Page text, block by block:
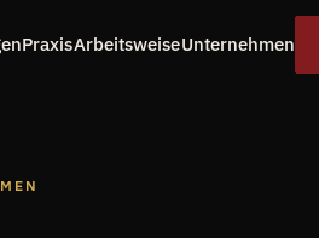
PraxisArbeitsweiseUnternehmen